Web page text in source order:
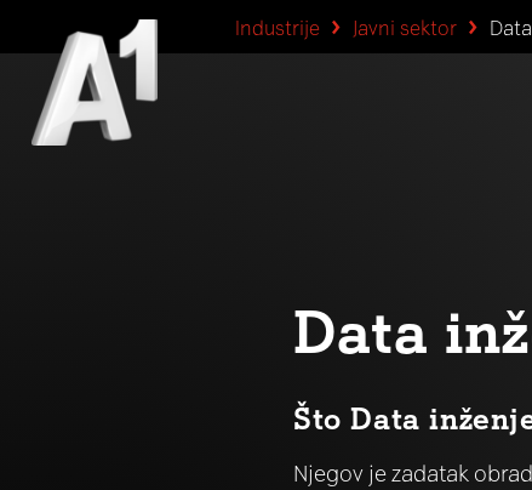
Industrije Javni sektor
Data
Što Data
Njegov je zadatak